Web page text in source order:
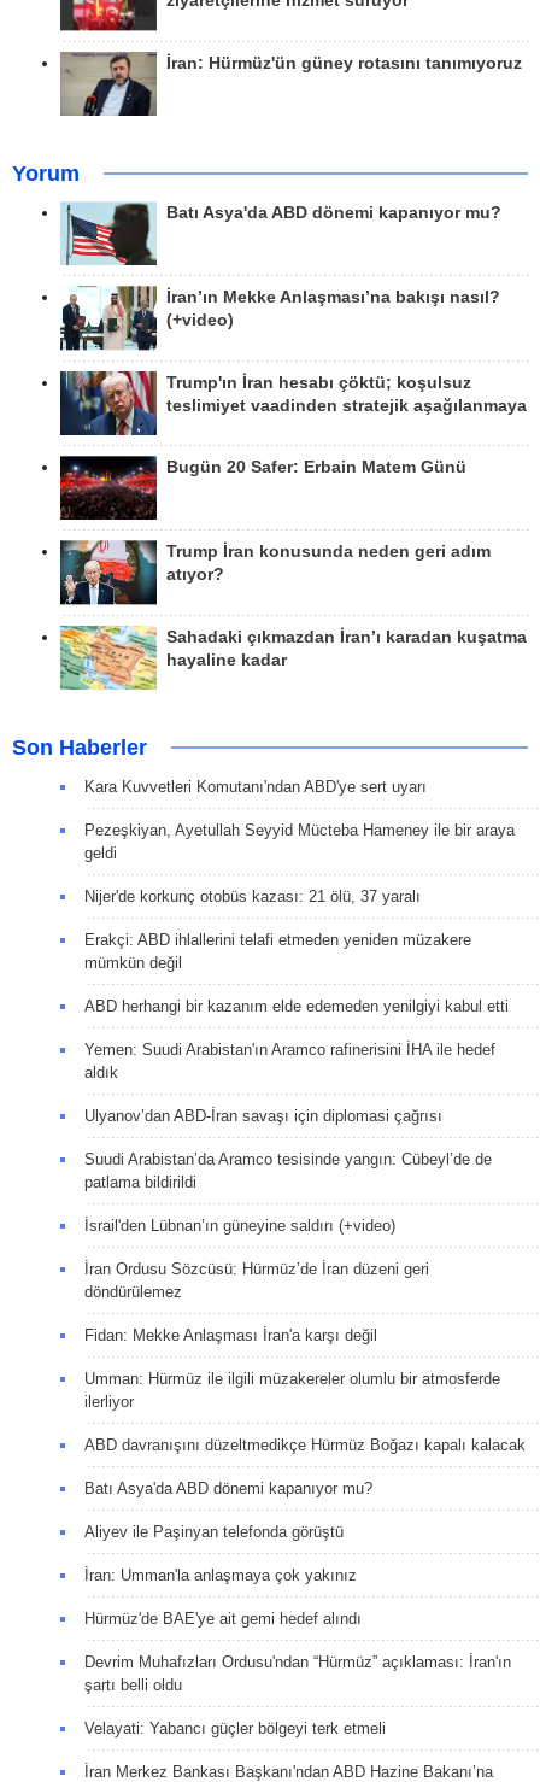
İran: Hürmüz'ün güney rotasını tanımıyoruz
Yorum
Batı Asya'da ABD dönemi kapanıyor mu?
İran’ın Mekke Anlaşması’na bakışı nasıl?
(+video)
Trump'ın İran hesabı çöktü; koşulsuz
teslimiyet vaadinden stratejik aşağılanmaya
Bugün 20 Safer: Erbain Matem Günü
Trump İran konusunda neden geri adım
atıyor?
Sahadaki çıkmazdan İran’ı karadan kuşatma
hayaline kadar
Son Haberler
Kara Kuvvetleri Komutanı'ndan ABD'ye sert uyarı
Pezeşkiyan, Ayetullah Seyyid Mücteba Hameney ile bir araya
geldi
Nijer'de korkunç otobüs kazası: 21 ölü, 37 yaralı
Erakçi: ABD ihlallerini telafi etmeden yeniden müzakere
mümkün değil
ABD herhangi bir kazanım elde edemeden yenilgiyi kabul etti
Yemen: Suudi Arabistan'ın Aramco rafinerisini İHA ile hedef
aldık
Ulyanov’dan ABD-İran savaşı için diplomasi çağrısı
Suudi Arabistan’da Aramco tesisinde yangın: Cübeyl’de de
patlama bildirildi
İsrail'den Lübnan’ın güneyine saldırı (+video)
İran Ordusu Sözcüsü: Hürmüz’de İran düzeni geri
döndürülemez
Fidan: Mekke Anlaşması İran'a karşı değil
Umman: Hürmüz ile ilgili müzakereler olumlu bir atmosferde
ilerliyor
ABD davranışını düzeltmedikçe Hürmüz Boğazı kapalı kalacak
Batı Asya'da ABD dönemi kapanıyor mu?
Aliyev ile Paşinyan telefonda görüştü
İran: Umman'la anlaşmaya çok yakınız
Hürmüz'de BAE'ye ait gemi hedef alındı
Devrim Muhafızları Ordusu'ndan “Hürmüz” açıklaması: İran'ın
şartı belli oldu
Velayati: Yabancı güçler bölgeyi terk etmeli
İran Merkez Bankası Başkanı'ndan ABD Hazine Bakanı’na